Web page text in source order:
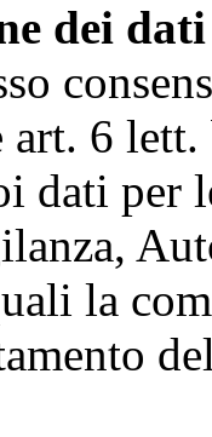
dei dati
art. 6
dati per
la